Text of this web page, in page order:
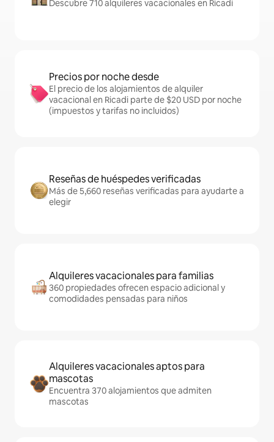
Descubre 710 alquileres vacacionales en Ricadi
Precios por noche desde
El precio de los alojamientos de alquiler
vacacional en Ricadi parte de $20 USD por noche
(impuestos y tarifas no incluidos)
Reseñas de huéspedes verificadas
Más de 5,660 reseñas verificadas para ayudarte a
elegir
Alquileres vacacionales para familias
360 propiedades ofrecen espacio adicional y
comodidades pensadas para niños
Alquileres vacacionales aptos para
mascotas
Encuentra 370 alojamientos que admiten
mascotas